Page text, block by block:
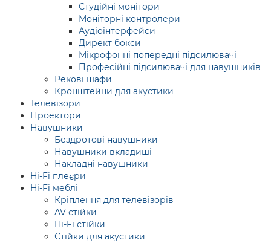
Студійні монітори
Моніторні контролери
Аудіоінтерфейси
Директ бокси
Мікрофонні попередні підсилювачі
Професійні підсилювачі для навушників
Рекові шафи
Кронштейни для акустики
Телевізори
Проектори
Навушники
Бездротові навушники
Навушники вкладиші
Накладні навушники
Hi-Fi плеєри
Hi-Fi меблі
Кріплення для телевізорів
AV стійки
Hi-Fi стійки
Стійки для акустики